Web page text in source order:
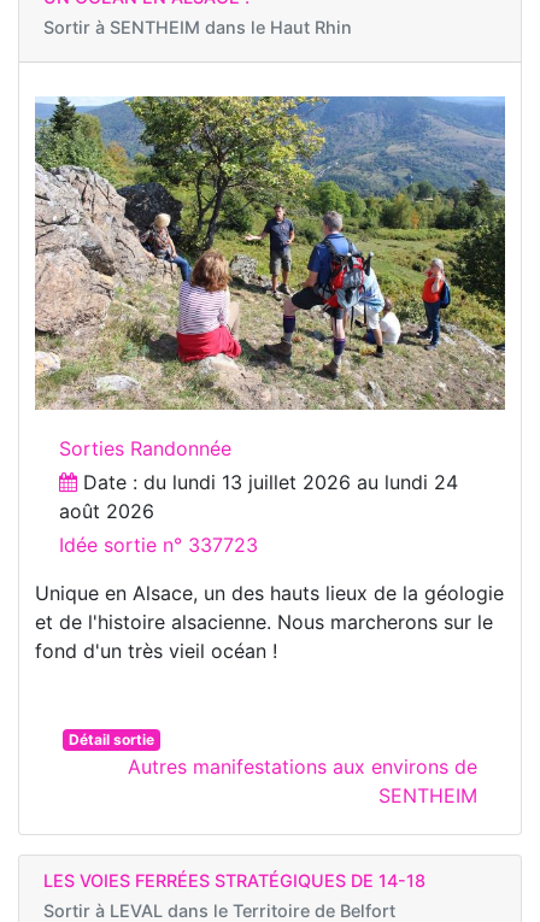
Sortir à SENTHEIM dans le Haut Rhin
Sorties Randonnée
Date : du lundi 13 juillet 2026 au lundi 24
août 2026
Idée sortie n° 337723
Unique en Alsace, un des hauts lieux de la géologie
et de l'histoire alsacienne. Nous marcherons sur le
fond d'un très vieil océan !
Détail sortie
Autres manifestations aux environs de
SENTHEIM
LES VOIES FERRÉES STRATÉGIQUES DE 14-18
Sortir à LEVAL dans le Territoire de Belfort